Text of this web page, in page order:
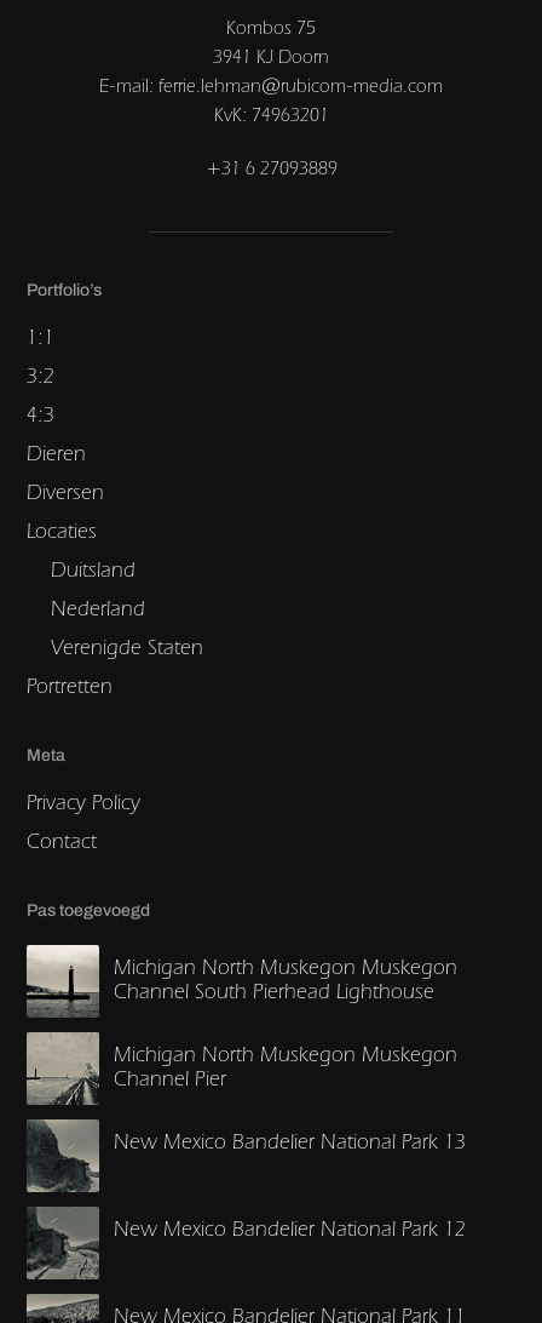
Kombos 75
3941 KJ Doorn
E-mail: ferrie.lehman@rubicom-media.com
KvK: 74963201
+31 6 27093889
Portfolio’s
1:1
3:2
4:3
Dieren
Diversen
Locaties
Duitsland
Nederland
Verenigde Staten
Portretten
Meta
Privacy Policy
Contact
Pas toegevoegd
Michigan North Muskegon Muskegon
Channel South Pierhead Lighthouse
Michigan North Muskegon Muskegon
Channel Pier
New Mexico Bandelier National Park 13
New Mexico Bandelier National Park 12
New Mexico Bandelier National Park 11